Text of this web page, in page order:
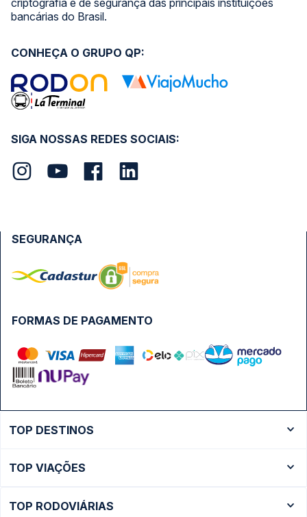
criptografia e de segurança das principais instituições
bancárias do Brasil.
SIGA NOSSAS REDES SOCIAIS:
CONHEÇA O GRUPO QP:
FORMAS DE PAGAMENTO
SEGURANÇA
TOP DESTINOS
Ônibus São Paulo
TOP VIAÇÕES
TOP RODOVIÁRIAS